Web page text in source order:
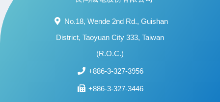
No.18, Wende 2nd Rd., Guishan
District, Taoyuan City 333, Taiwan
(R.O.C.)
+886-3-327-3956
+886-3-327-3446